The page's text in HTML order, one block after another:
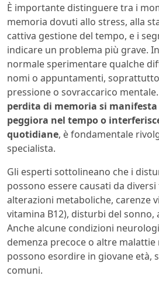
È importante distinguere tra i
memoria dovuti allo stress, alla
cattiva gestione del tempo, e i
indicare un problema più grave.
normale sperimentare qualche
nomi o appuntamenti,
pressione o sovraccarico
perdita di memoria si
peggiora nel tempo o
quotidiane, è fondamentale
specialista.
Gli esperti sottolineano che i
possono essere causati da
alterazioni metaboliche, carenze
vitamina B12), disturbi del sonno,
Anche alcune condizioni
demenza precoce o altre
possono esordire in giovane età,
comuni.